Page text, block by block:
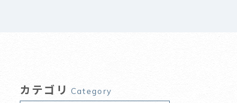
カテゴリ Category